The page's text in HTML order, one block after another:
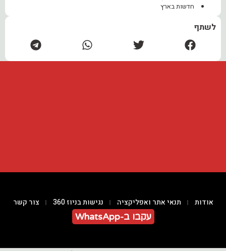
חדשות בארץ
לשתף
אודות תנאי אתר ואפליקציה נגישות בניוז 360 צור קשר
עקבו ב-WhatsApp